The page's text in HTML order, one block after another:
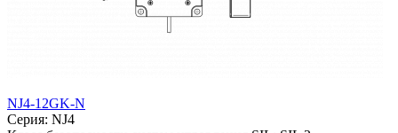
NJ4-12GK-N
Серия: NJ4